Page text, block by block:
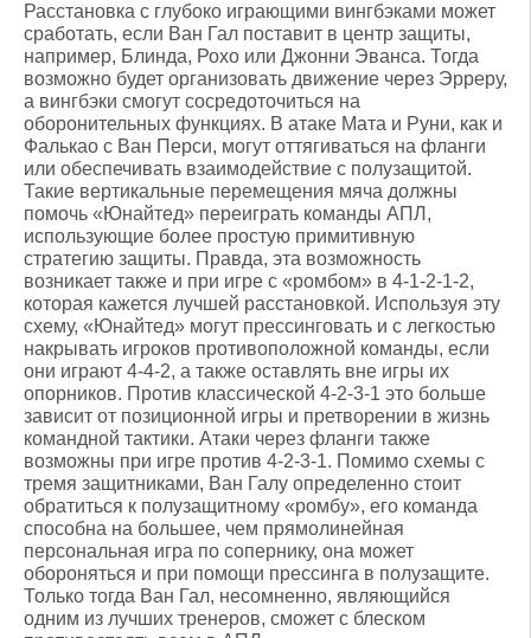
Расстановка с глубоко играющими вингбэками может
сработать, если Ван Гал поставит в центр защиты,
например, Блинда, Рохо или Джонни Эванса. Тогда
возможно будет организовать движение через Эрреру,
а вингбэки смогут сосредоточиться на
оборонительных функциях. В атаке Мата и Руни, как и
Фалькао с Ван Перси, могут оттягиваться на фланги
или обеспечивать взаимодействие с полузащитой.
Такие вертикальные перемещения мяча должны
помочь «Юнайтед» переиграть команды АПЛ,
использующие более простую примитивную
стратегию защиты. Правда, эта возможность
возникает также и при игре с «ромбом» в 4-1-2-1-2,
которая кажется лучшей расстановкой. Используя эту
схему, «Юнайтед» могут прессинговать и с легкостью
накрывать игроков противоположной команды, если
они играют 4-4-2, а также оставлять вне игры их
опорников. Против классической 4-2-3-1 это больше
зависит от позиционной игры и претворении в жизнь
командной тактики. Атаки через фланги также
возможны при игре против 4-2-3-1. Помимо схемы с
тремя защитниками, Ван Галу определенно стоит
обратиться к полузащитному «ромбу», его команда
способна на большее, чем прямолинейная
персональная игра по сопернику, она может
обороняться и при помощи прессинга в полузащите.
Только тогда Ван Гал, несомненно, являющийся
одним из лучших тренеров, сможет с блеском